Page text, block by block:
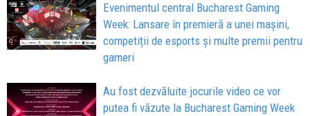
Evenimentul central Bucharest Gaming
Week: Lansare în premieră a unei mașini,
competiții de esports și multe premii pentru
gameri
Au fost dezvăluite jocurile video ce vor
putea fi văzute la Bucharest Gaming Week